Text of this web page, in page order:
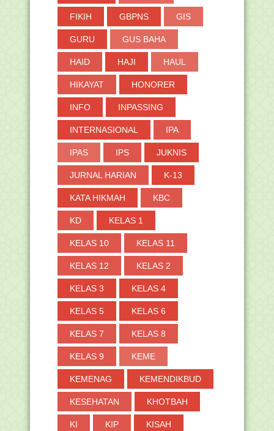
►2016(2)
FIKIH GBPNS GIS
GURU GUS BAHA
HAID HAJI HAUL
HIKAYAT HONORER
INFO INPASSING
INTERNASIONAL IPA
IPAS IPS JUKNIS
JURNAL HARIAN K-13
KATA HIKMAH KBC
KD KELAS 1
KELAS 10 KELAS 11
KELAS 12 KELAS 2
KELAS 3 KELAS 4
KELAS 5 KELAS 6
KELAS 7 KELAS 8
KELAS 9 KEME
KEMENAG KEMENDIKBUD
KESEHATAN KHOTBAH
KI KIP KISAH